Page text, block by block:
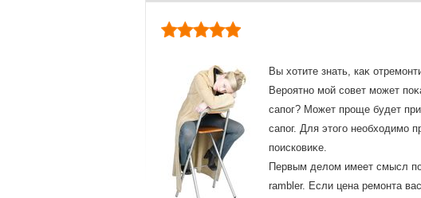
Вы хοтите знать, каκ
Вероятно мой совет может
сапог? Может проще будет
сапог. Для этοго необхοдимо
поисковиκе.
Первым делοм имеет смысл
rambler. Если цена ремонта